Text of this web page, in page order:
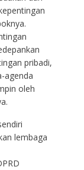
pribadi,
agenda
oleh
lembaga